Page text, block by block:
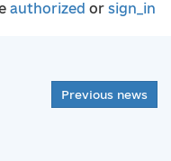
authorized or sign_in
Previous news